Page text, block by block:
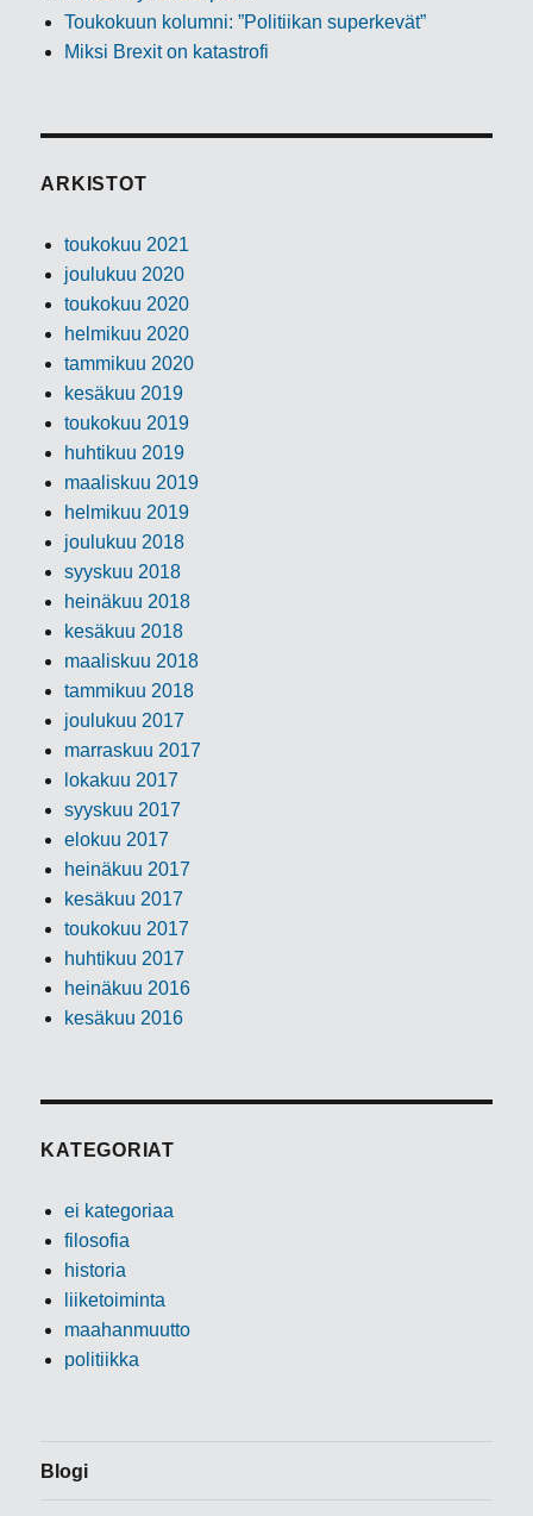
Toukokuun kolumni: ”Politiikan superkevät”
Miksi Brexit on katastrofi
ARKISTOT
toukokuu 2021
joulukuu 2020
toukokuu 2020
helmikuu 2020
tammikuu 2020
kesäkuu 2019
toukokuu 2019
huhtikuu 2019
maaliskuu 2019
helmikuu 2019
joulukuu 2018
syyskuu 2018
heinäkuu 2018
kesäkuu 2018
maaliskuu 2018
tammikuu 2018
joulukuu 2017
marraskuu 2017
lokakuu 2017
syyskuu 2017
elokuu 2017
heinäkuu 2017
kesäkuu 2017
toukokuu 2017
huhtikuu 2017
heinäkuu 2016
kesäkuu 2016
KATEGORIAT
ei kategoriaa
filosofia
historia
liiketoiminta
maahanmuutto
politiikka
Blogi